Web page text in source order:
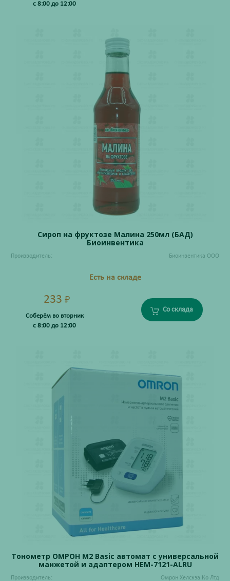
с 8:00 до 12:00
Сироп на фруктозе Малина 250мл (БАД)
Биоинвентика
Производитель: Биоинвентика ООО
Есть на складе
233 ₽
Соберём во вторник
с 8:00 до 12:00
Со склада
Тонометр ОМРОН M2 Basic автомат с универсальной
манжетой и адаптером НЕМ-7121-ALRU
Производитель: Омрон Хелскэа Ко Лтд